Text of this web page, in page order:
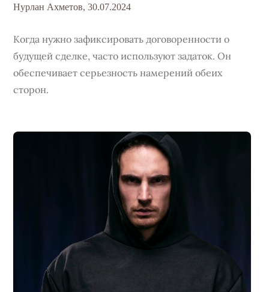
Нурлан Ахметов, 30.07.2024
Когда нужно зафиксировать договоренности о
будущей сделке, часто используют задаток. Он
обеспечивает серьезность намерений обеих
сторон.